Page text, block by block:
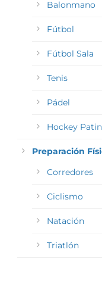
Balonmano
Fútbol
Fútbol Sala
Tenis
Pádel
Hockey
Preparación
Corredores
Ciclismo
Natación
Triatlón